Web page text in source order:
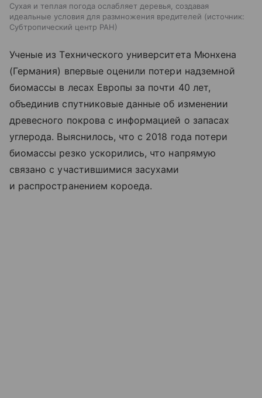
Сухая и теплая погода ослабляет деревья, создавая
идеальные условия для размножения вредителей
источник:
Субтропический центр РАН
Ученые из Технического университета Мюнхена
(Германия) впервые оценили потери надземной
биомассы в лесах Европы за почти 40 лет,
объединив спутниковые данные об изменении
древесного покрова с информацией о запасах
углерода. Выяснилось, что с 2018 года потери
биомассы резко ускорились, что напрямую
связано с участившимися засухами
и распространением короеда.